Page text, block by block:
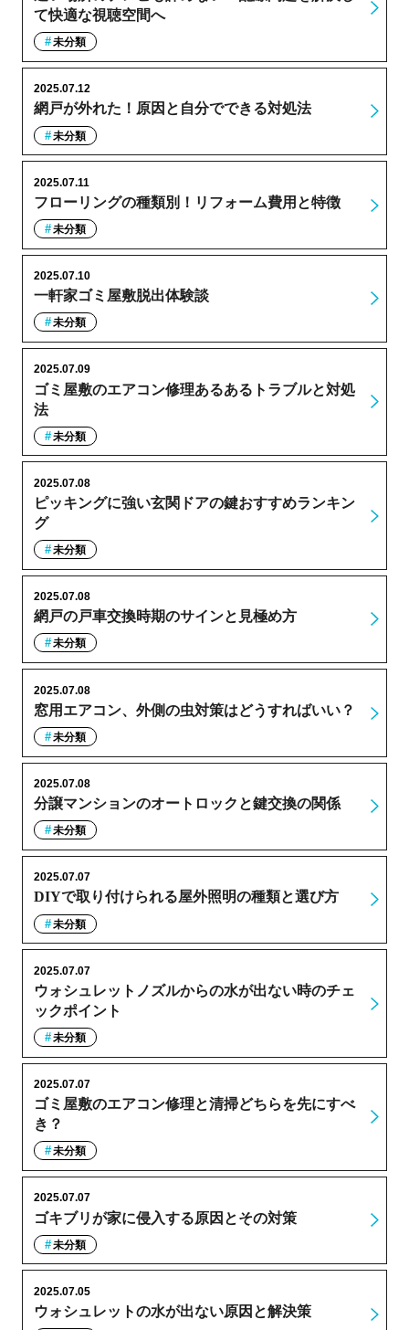
て快適な視聴空間へ
未分類
網戸が外れた！原因と自分でできる対処法
2025.07.12
未分類
フローリングの種類別！リフォーム費用と特徴
2025.07.11
未分類
一軒家ゴミ屋敷脱出体験談
2025.07.10
未分類
ゴミ屋敷のエアコン修理あるあるトラブルと対処
法
2025.07.09
未分類
ピッキングに強い玄関ドアの鍵おすすめランキン
グ
2025.07.08
未分類
網戸の戸車交換時期のサインと見極め方
2025.07.08
未分類
窓用エアコン、外側の虫対策はどうすればいい？
2025.07.08
未分類
分譲マンションのオートロックと鍵交換の関係
2025.07.08
未分類
DIYで取り付けられる屋外照明の種類と選び方
2025.07.07
未分類
ウォシュレットノズルからの水が出ない時のチェ
ックポイント
2025.07.07
未分類
ゴミ屋敷のエアコン修理と清掃どちらを先にすべ
き？
2025.07.07
未分類
ゴキブリが家に侵入する原因とその対策
2025.07.07
未分類
ウォシュレットの水が出ない原因と解決策
2025.07.05